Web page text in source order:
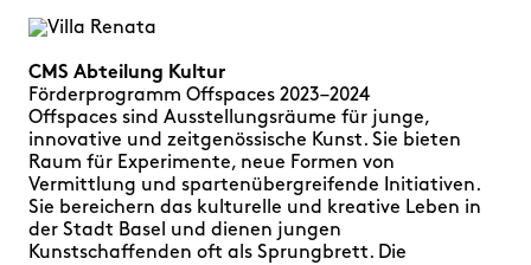
CMS Abteilung Kultur
Förderprogramm Offspaces 2023–2024
Offspaces sind Ausstellungsräume für junge,
innovative und zeitgenössische Kunst. Sie bieten
Raum für Experimente, neue Formen von
Vermittlung und spartenübergreifende Initiativen.
Sie bereichern das kulturelle und kreative Leben in
der Stadt Basel und dienen jungen
Kunstschaffenden oft als Sprungbrett. Die